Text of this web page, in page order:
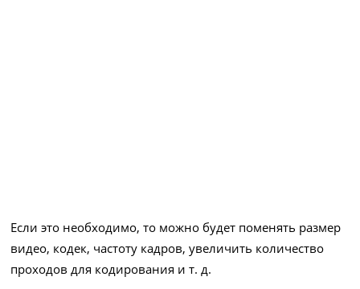
Если это необходимо, то можно будет поменять размер
видео, кодек, частоту кадров, увеличить количество
проходов для кодирования и т. д.